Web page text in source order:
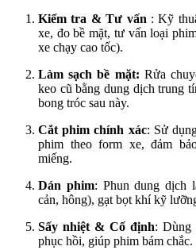
Kiểm tra & Tư vấn : Kỹ
xe, đo bề mặt, tư vấn loại
xe chạy cao tốc).
Làm sạch bề mặt: Rửa
keo cũ bằng dung dịch trung
bong tróc sau này.
Cắt phim chính xác: Sử
phim theo form xe, đảm
miếng.
Dán phim: Phun dung dịch
cản, hông), gạt bọt khí kỹ
Sấy nhiệt & Cố định: Dùng
phục hồi, giúp phim bám chắc.